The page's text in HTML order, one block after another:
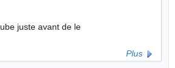
juste avant de le
Plus